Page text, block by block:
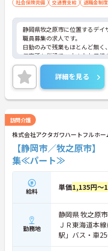
社会保険完備
交通費支給 退職金制
静岡県牧之原市に位置するデイ
職員募集の求人です。
日勤のみで残業もほとんど無く
保育所も併設で、小さなお子様
きやすい施設です☆マイカー通
場も完備！
ご興味をお持ちの方は、お気軽
い。
詳細を見る
訪問介護
株式会社アクタガワハートフルホー
【静岡市／牧之原市
集≪パート≫
給料 単価1,135円～
勤務地
静岡県 牧之原
ＪＲ東海道本
駅」バス・車